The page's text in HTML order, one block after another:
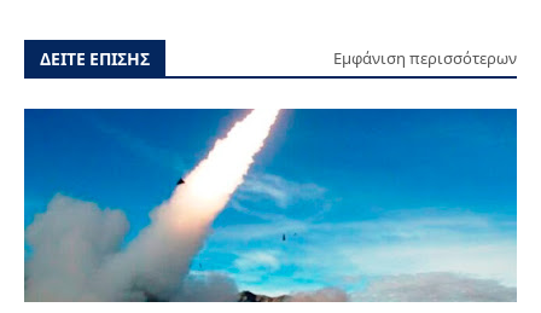
ΔΕΙΤΕ ΕΠΙΣΗΣ Εμφάνιση περισσότερων